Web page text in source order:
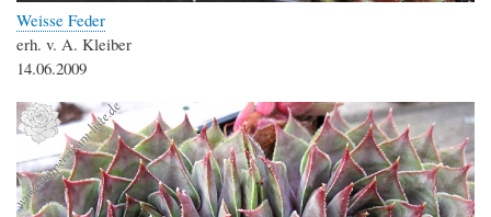
Weisse Feder
erh. v. A. Kleiber
14.06.2009